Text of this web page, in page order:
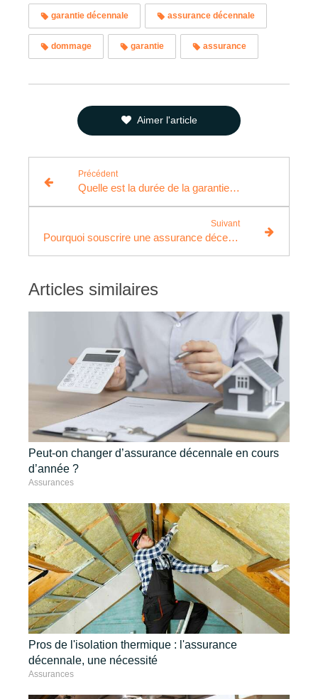
garantie décennale assurance décennale
dommage garantie assurance
Aimer l'article
Précédent
Quelle est la durée de la garantie décennale pour les panneaux solaires ?
Suivant
Pourquoi souscrire une assurance décennale maçon ?
Articles similaires
Peut-on changer d’assurance décennale en cours
d’année ?
Assurances
Pros de l'isolation thermique : l'assurance
décennale, une nécessité
Assurances